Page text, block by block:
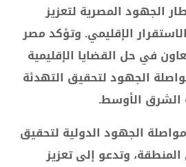
الجهود المصرية لتعزيز
الإقليمي. وتؤكد مصر
في حل القضايا الإقليمية
الجهود لتحقيق التهدئة
الشرق الأوسط.
الجهود الدولية لتحقيق
وتدعو إلى تعزيز